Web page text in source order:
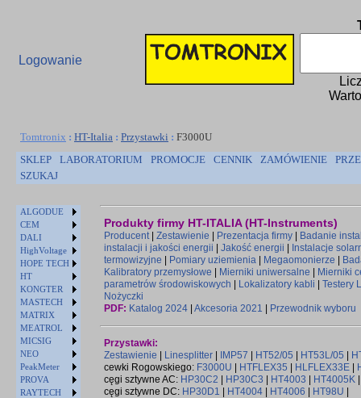
Logowanie
Tomtronix : HT-Italia : Przystawki : F3000U
SKLEP
LABORATORIUM PROMOCJE CENNIK ZAMÓWIENIE
SZUKAJ
ALGODUE
CEM
DALI
HighVoltage
HOPE TECH
HT
KONGTER
MASTECH
MATRIX
MEATROL
MICSIG
NEO
PeakMeter
PROVA
RAYTECH
Produkty firmy HT-ITALIA (HT-Instruments)
Producent| Zestawienie Prezentacja firmy
Badanie
instalacji i jakości energii
Jakość energii
Instalacje
termowizyjne
Pomiary uziemienia Megaomonierze
Kalibratory przemysłowe
Mierniki uniwersalne
Mierniki
parametrów środowiskowych
Lokalizatory kabli
Testery
Nożyczki
PDF: Katalog 2024 Akcesoria 2021 Przewodnik wyboru
Przystawki:
Zestawienie
Linesplitter IMP57 HT52/05 HT53L/05
cewki Rogowskiego: F3000U HTFLEX35 HLFLEX33E
cęgi sztywne AC: HP30C2 HP30C3 HT4003 HT4005K
cęgi sztywne DC: HP30D1 HT4004 HT4006 HT98U